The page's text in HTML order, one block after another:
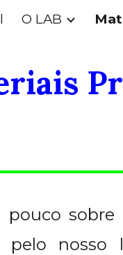
O LAB
sobre
nosso